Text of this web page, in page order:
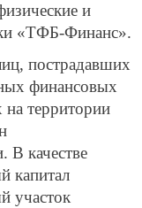
и
«ТФБ-Финанс».
пострадавших
финансовых
на территории
В качестве
капитал
участок